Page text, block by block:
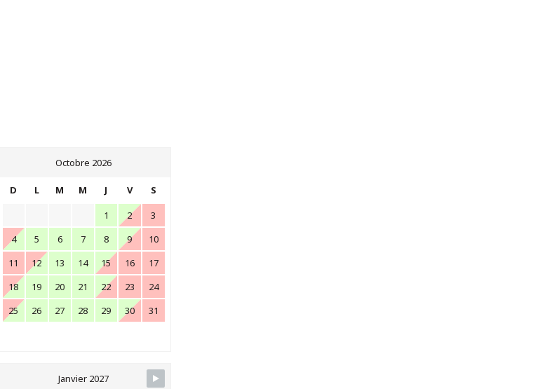
Octobre 2026
D L M M J V
S
1
2
3
4
5 6 7 8 9
10
11
12 13 14 15 16
17
18
19 20 21 22 23
24
25
26 27 28 29 30 31
Janvier 2027